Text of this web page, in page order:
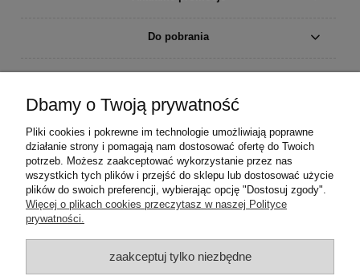
Do pobrania
Płatności i dostawa
Informacje
O nas
Dbamy o Twoją prywatność
Pliki cookies i pokrewne im technologie umożliwiają poprawne
działanie strony i pomagają nam dostosować ofertę do Twoich
potrzeb. Możesz zaakceptować wykorzystanie przez nas
wszystkich tych plików i przejść do sklepu lub dostosować użycie
plików do swoich preferencji, wybierając opcję "Dostosuj zgody".
Więcej o plikach cookies przeczytasz w naszej Polityce
prywatności.
zaakceptuj tylko niezbędne